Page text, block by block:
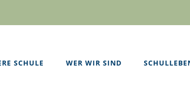
SCHULE WER WIR SIND